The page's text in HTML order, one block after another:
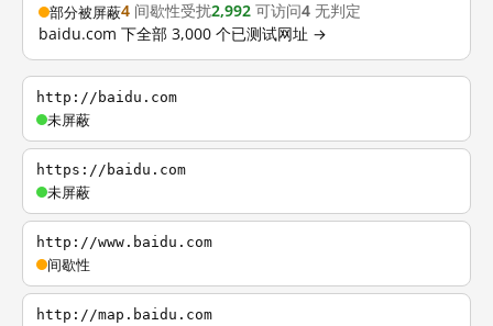
部分被屏蔽4 间歇性受扰2,992 可访问4 无判定
baidu.com 下全部 3,000 个已测试网址 →
http://baidu.com
未屏蔽
https://baidu.com
未屏蔽
http://www.baidu.com
间歇性
http://map.baidu.com